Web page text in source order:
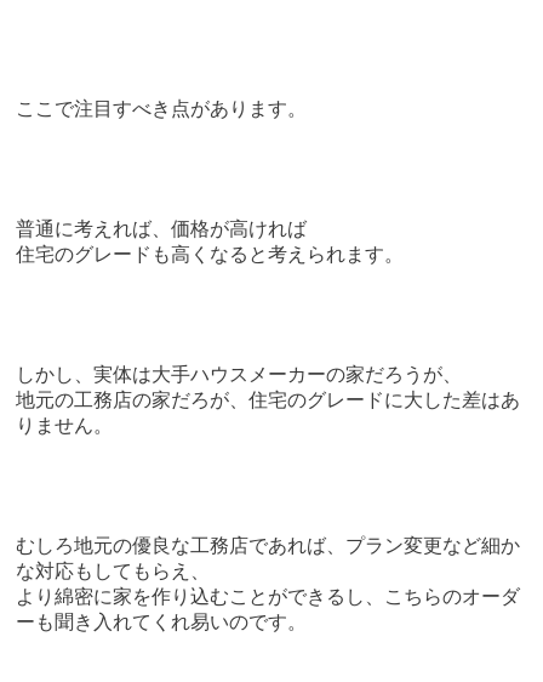
ここで注目すべき点があります。
普通に考えれば、価格が高ければ
住宅のグレードも高くなると考えられます。
しかし、実体は大手ハウスメーカーの家だろうが、
地元の工務店の家だろが、住宅のグレードに大した差はあ
りません。
むしろ地元の優良な工務店であれば、プラン変更など細か
な対応もしてもらえ、
より綿密に家を作り込むことができるし、こちらのオーダ
ーも聞き入れてくれ易いのです。